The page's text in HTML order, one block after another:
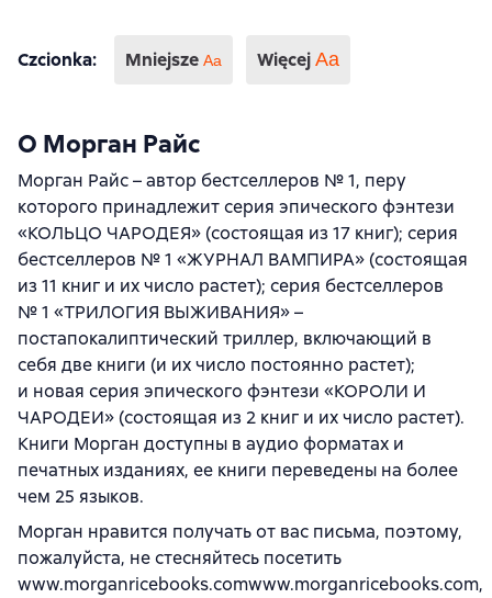
Czcionka: Mniejsze Aa Więcej Аа
О Морган Райс
Морган Райс – автор бестселлеров № 1, перу
которого принадлежит серия эпического фэнтези
«КОЛЬЦО ЧАРОДЕЯ» (состоящая из 17 книг); серия
бестселлеров № 1 «ЖУРНАЛ ВАМПИРА» (состоящая
из 11 книг и их число растет); серия бестселлеров
№ 1 «ТРИЛОГИЯ ВЫЖИВАНИЯ» –
постапокалиптический триллер, включающий в
себя две книги (и их число постоянно растет);
и новая серия эпического фэнтези «КОРОЛИ И
ЧАРОДЕИ» (состоящая из 2 книг и их число растет).
Книги Морган доступны в аудио форматах и
печатных изданиях, ее книги переведены на более
чем 25 языков.
Морган нравится получать от вас письма, поэтому,
пожалуйста, не стесняйтесь посетить
www.morganricebooks.comwww.morganricebooks.com,